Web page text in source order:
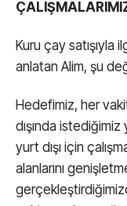
Kuru çay satışıyla
anlatan Alim, şu
Hedefimiz, her
dışında
yurt dışı için
alanlarını